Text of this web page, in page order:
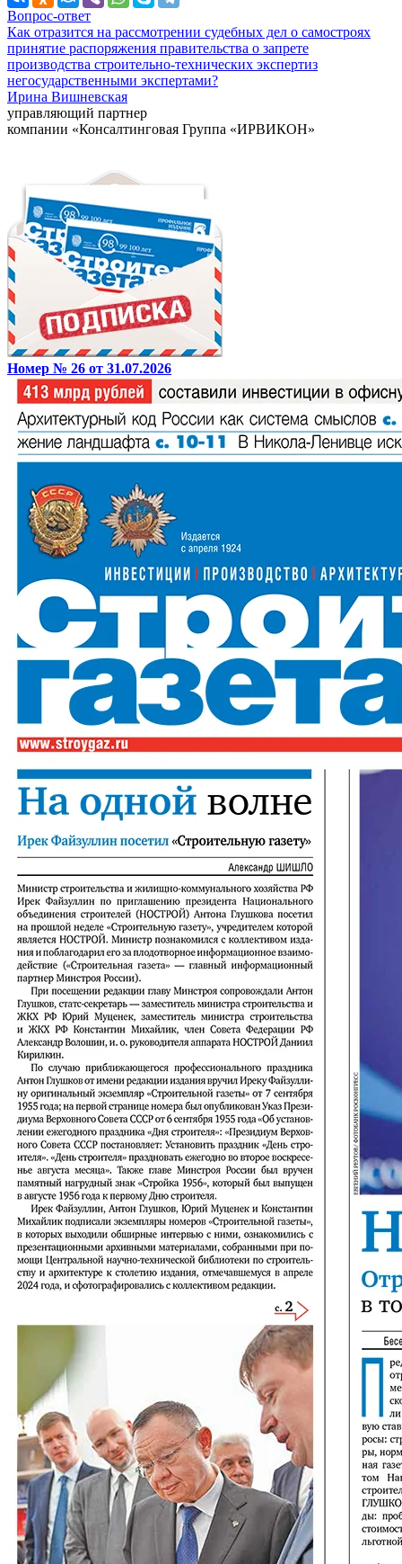
Вопрос-ответ
Как отразится на рассмотрении судебных дел о самостроях
принятие распоряжения правительства о запрете
производства строительно-технических экспертиз
негосударственными экспертами?
Ирина Вишневская
управляющий партнер
компании «Консалтинговая Группа «ИРВИКОН»
Номер № 26 от 31.07.2026